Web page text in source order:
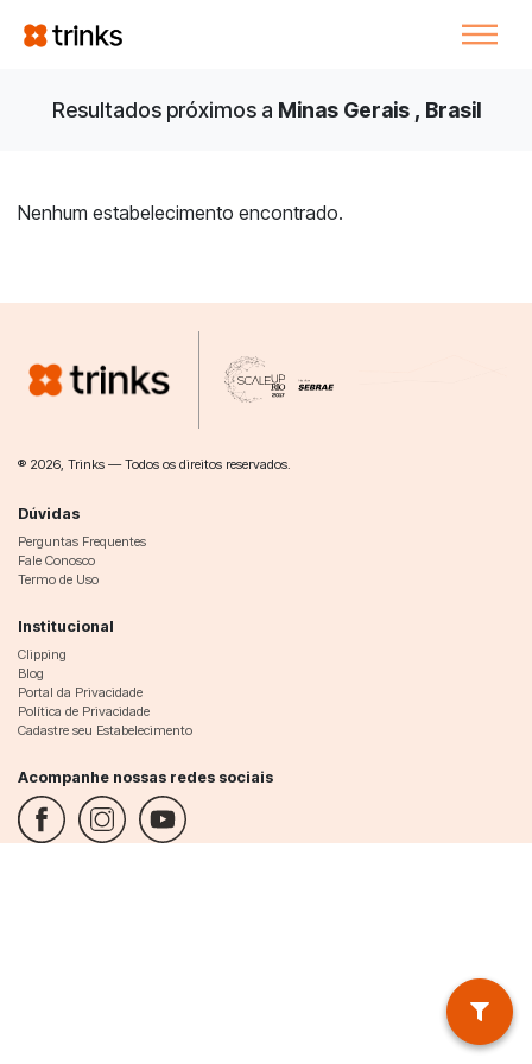
Resultados próximos a Minas Gerais , Brasil
Nenhum estabelecimento encontrado.
® 2026, Trinks — Todos os direitos reservados.
Dúvidas
Perguntas Frequentes
Fale Conosco
Termo de Uso
Institucional
Clipping
Blog
Portal da Privacidade
Política de Privacidade
Cadastre seu Estabelecimento
Acompanhe nossas redes sociais